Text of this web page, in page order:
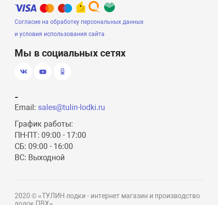
Согласие на обработку персональных данных
и условия использования сайта
Мы в социальных сетях
-
Email: sales@tulin-lodki.ru
График работы:
ПН-ПТ: 09:00 - 17:00
СБ: 09:00 - 16:00
ВС: Выходной
2020 © «ТУЛИН лодки - интернет магазин и производство